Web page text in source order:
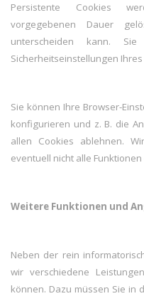
Persistente Cookies
vorgegebenen Dauer
unterscheiden kann.
Sicherheitseinstellungen
Sie können Ihre Browser-
konfigurieren und z. B. die
allen Cookies ablehnen.
eventuell nicht alle
Weitere Funktionen und
Neben der rein
wir verschiedene
können. Dazu müssen Sie in